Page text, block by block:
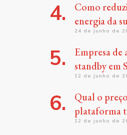
Como
energia da
24 de junho de
Empresa
standby em
12 de junho de
Qual o
plataforma
12 de junho de